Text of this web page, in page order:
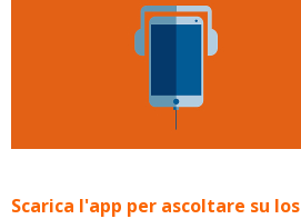
Scarica l'app per ascoltare su Ios